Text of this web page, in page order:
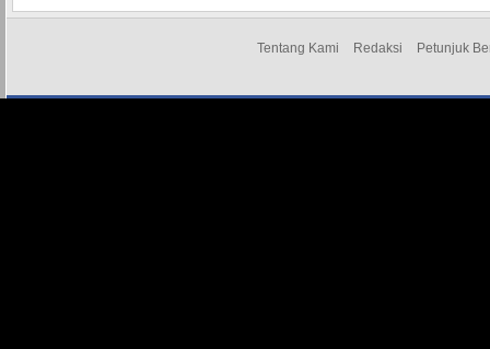
Tentang Kami Redaksi Petunjuk